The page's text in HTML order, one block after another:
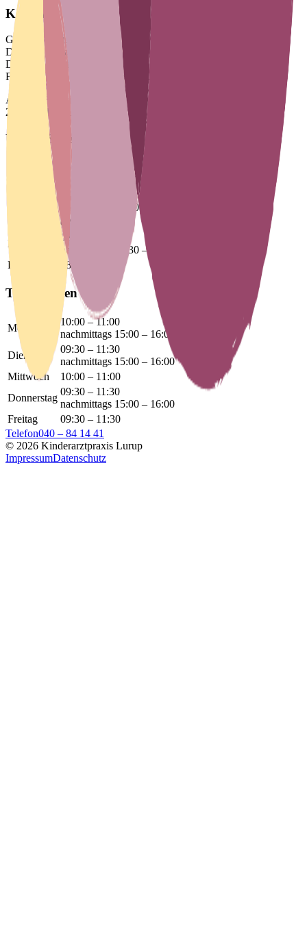
Kontakt
Gemeinschaftspraxis
Dr. med. Katjana Nierhaus
Dr. med. Kristina Sweers
Fachärztinnen für Kinderheilkunde & Jugendmedizin
Adresse:
Elbgaustrasse 122
22547 - Hamburg
Unsere Sprechzeiten
14:30 – 17:30
14:30 – 17:30
08:30 – 13:00
Donnerstag
08:30 – 13:00
nachmittags
14:30 – 17:30
Freitag
08:30 – 13:00
Telefonzeiten
Montag
10:00 – 11:00
nachmittags 15:00 – 16:00
Dienstag
09:30 – 11:30
nachmittags 15:00 – 16:00
Mittwoch
10:00 – 11:00
Donnerstag
09:30 – 11:30
nachmittags 15:00 – 16:00
Freitag
09:30 – 11:30
Telefon040 – 84 14 41
© 2026 Kinderarztpraxis Lurup
ImpressumDatenschutz